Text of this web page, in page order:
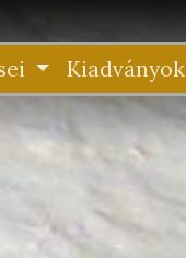
Kiadványok